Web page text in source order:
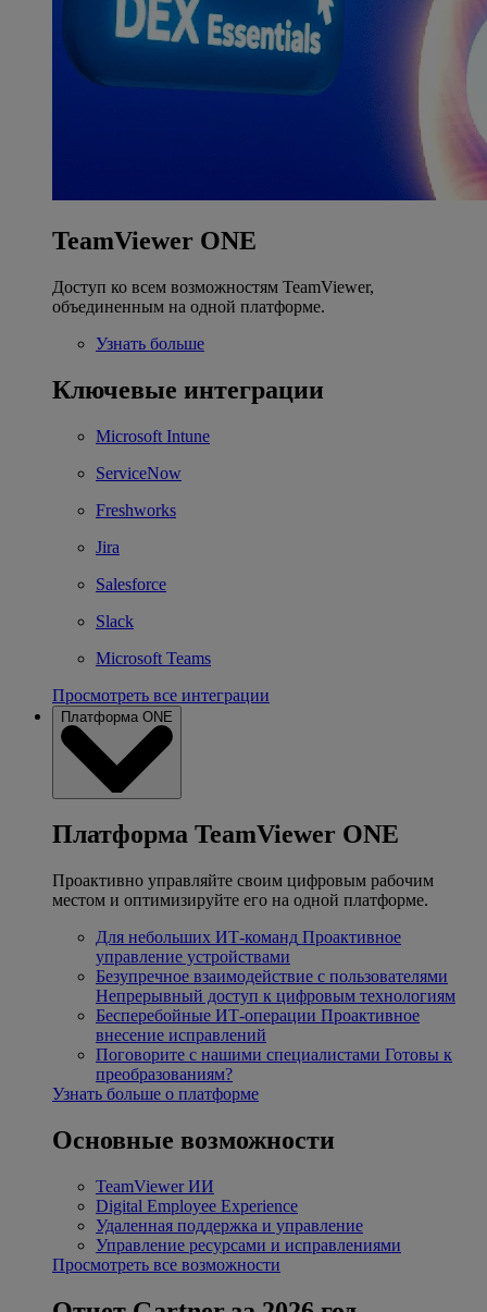
TeamViewer ONE
Доступ ко всем возможностям TeamViewer,
объединенным на одной платформе.
Узнать больше
Ключевые интеграции
Microsoft Intune
ServiceNow
Freshworks
Jira
Salesforce
Slack
Microsoft Teams
Просмотреть все интеграции
Платформа ONE
Платформа TeamViewer ONE
Проактивно управляйте своим цифровым рабочим
местом и оптимизируйте его на одной платформе.
Для небольших ИТ-команд Проактивное
управление устройствами
Безупречное взаимодействие с пользователями
Непрерывный доступ к цифровым технологиям
Бесперебойные ИТ-операции Проактивное
внесение исправлений
Поговорите с нашими специалистами Готовы к
преобразованиям?
Узнать больше о платформе
Основные возможности
TeamViewer ИИ
Digital Employee Experience
Удаленная поддержка и управление
Управление ресурсами и исправлениями
Просмотреть все возможности